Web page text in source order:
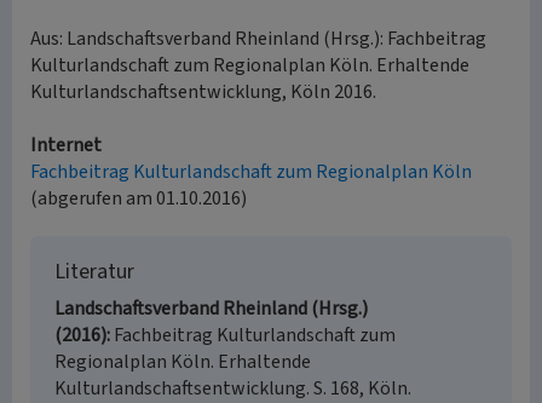
Aus: Landschaftsverband Rheinland (Hrsg.): Fachbeitrag
Kulturlandschaft zum Regionalplan Köln. Erhaltende
Kulturlandschaftsentwicklung, Köln 2016.
Internet
Fachbeitrag Kulturlandschaft zum Regionalplan Köln
(abgerufen am 01.10.2016)
Literatur
Landschaftsverband Rheinland (Hrsg.)
(2016) Fachbeitrag Kulturlandschaft zum
Regionalplan Köln. Erhaltende
Kulturlandschaftsentwicklung. S. 168, Köln.